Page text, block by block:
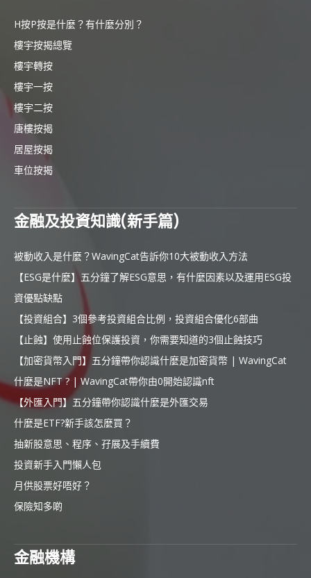
H按P按是什麼？有什麼分別？
樓宇按揭總覽
樓宇轉按
樓宇一按
樓宇二按
唐樓按揭
居屋按揭
車位按揭
金融及投資知識(新手篇)
被動收入是什麼？WavingCat告訴你10大被動收入方法
【ESG是什麼】五分鐘了解ESG意思，有什麼因素以及運用ESG投
資優點缺點
【投資組合】3個參考投資組合比例，投資組合優化6部曲
【止蝕】使用止蝕位保護投資，你需要知道的3個止蝕技巧
【加密貨幣入門】五分鐘帶你認識什麼是加密貨幣 | WavingCat
什麼是NFT ? | WavingCat帶你由0開始認識nft
【外匯入門】五分鐘帶你認識什麼是外匯交易
什麼是ETF?新手該怎麼買？
抽新股意思、程序、孖展及手續費
投資新手入門懶人包
月供股票好唔好？
保險知多啲
金融機構